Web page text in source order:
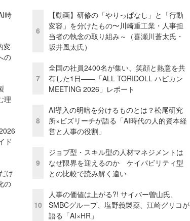
時
変
の
理
ド
け
の
6
【動画】研修の「やりっぱなし」と「行動
変容」を分けたもの〜川崎重工業・人事担
当者の執念の取り組み～（喜瀬川蒼太氏・
坂井風太氏）
7
全国の社員2400名が集い、笑顔と熱意を共
有した1日――「ALL TORIDOLL ハピカン
MEETING 2026」レポート
8
AI導入の明暗を分けるものとは？松尾研究
所×ビズリーチが語る「AI時代の人的資本経
営と人事の役割」
9
ジョブ型・スキル型の人材マネジメントは
なぜ限界を迎えるのか ケイパビリティ型
との比較で読み解く違い
10
人事の価値は上がる?! サイバー曽山氏、
SMBCグループ、塩野義製薬、江崎グリコが
語る「AI×HR」